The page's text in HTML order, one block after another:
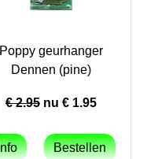
Poppy geurhanger
Dennen (pine)
€ 2.95 nu € 1.95